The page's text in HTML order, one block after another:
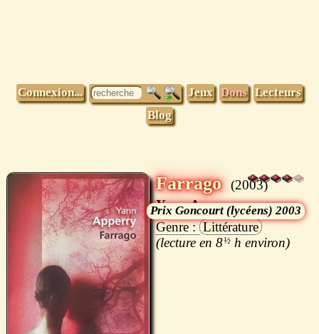
Connexion... Jeux Dons Lecteurs
Blog
Farrago 2003
Goncourt (lycéens) 2003
Yann Apperry
Littérature
8½ h